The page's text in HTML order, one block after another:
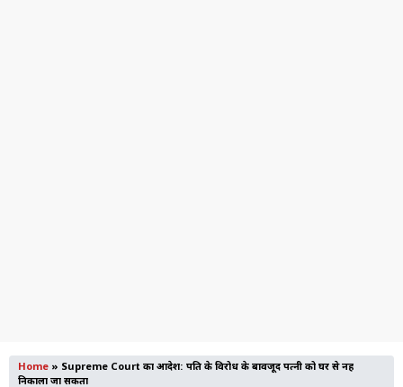
Home » Supreme Court का आदेश: पति के विरोध के बावजूद पत्नी को घर से नहीं
निकाला जा सकता